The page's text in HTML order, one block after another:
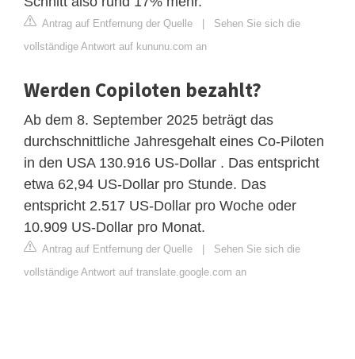
Antrag auf Entfernung der Quelle | Sehen Sie sich die
vollständige Antwort auf kununu.com an
Werden Copiloten bezahlt?
Ab dem 8. September 2025 beträgt das
durchschnittliche Jahresgehalt eines Co-Piloten
in den USA 130.916 US-Dollar . Das entspricht
etwa 62,94 US-Dollar pro Stunde. Das
entspricht 2.517 US-Dollar pro Woche oder
10.909 US-Dollar pro Monat.
Antrag auf Entfernung der Quelle | Sehen Sie sich die
vollständige Antwort auf translate.google.com an